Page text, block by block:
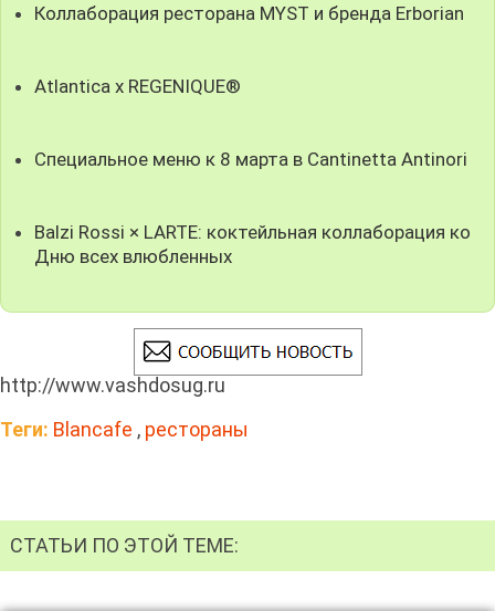
Коллаборация ресторана MYST и бренда Erborian
Atlantica x REGENIQUE®
Специальное меню к 8 марта в Cantinetta Antinori
Balzi Rossi × LARTE: коктейльная коллаборация ко
Дню всех влюбленных
http://www.vashdosug.ru
Теги: Blancafe , рестораны
СТАТЬИ ПО ЭТОЙ ТЕМЕ: